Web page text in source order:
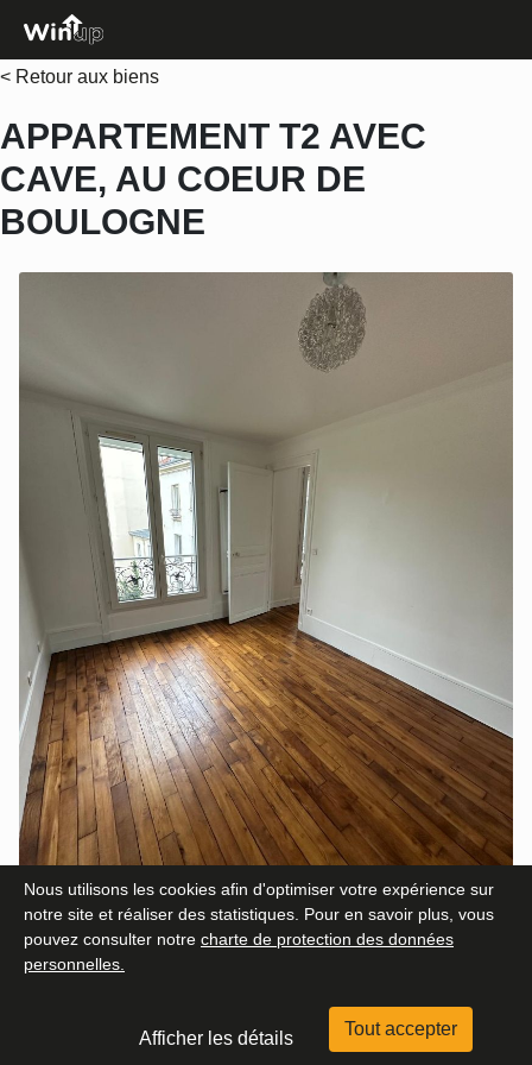
< Retour aux biens
APPARTEMENT T2 AVEC
CAVE, AU COEUR DE
BOULOGNE
PRIX DE DÉPART : 240 000 €
Nous utilisons les cookies afin d'optimiser votre expérience sur
notre site et réaliser des statistiques. Pour en savoir plus, vous
pouvez consulter notre charte de protection des données
personnelles.
Tout accepter
Afficher les détails